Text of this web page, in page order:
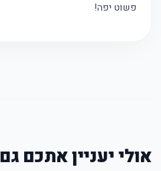
פשוט יפה!
אולי יעניין אתכם גם